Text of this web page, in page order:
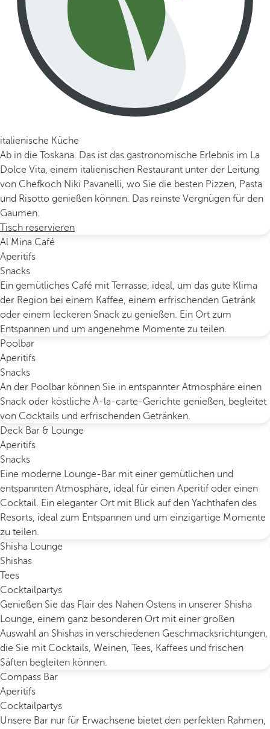
italienische Küche
Ab in die Toskana. Das ist das gastronomische Erlebnis im La
Dolce Vita, einem italienischen Restaurant unter der Leitung
von Chefkoch Niki Pavanelli, wo Sie die besten Pizzen, Pasta
und Risotto genießen können. Das reinste Vergnügen für den
Gaumen.
Tisch reservieren
Al Mina Café
Aperitifs
Snacks
Ein gemütliches Café mit Terrasse, ideal, um das gute Klima
der Region bei einem Kaffee, einem erfrischenden Getränk
oder einem leckeren Snack zu genießen. Ein Ort zum
Entspannen und um angenehme Momente zu teilen.
Poolbar
Aperitifs
Snacks
An der Poolbar können Sie in entspannter Atmosphäre einen
Snack oder köstliche À-la-carte-Gerichte genießen, begleitet
von Cocktails und erfrischenden Getränken.
Deck Bar & Lounge
Aperitifs
Snacks
Eine moderne Lounge-Bar mit einer gemütlichen und
entspannten Atmosphäre, ideal für einen Aperitif oder einen
Cocktail. Ein eleganter Ort mit Blick auf den Yachthafen des
Resorts, ideal zum Entspannen und um einzigartige Momente
zu teilen.
Shisha Lounge
Shishas
Tees
Cocktailpartys
Genießen Sie das Flair des Nahen Ostens in unserer Shisha
Lounge, einem ganz besonderen Ort mit einer großen
Auswahl an Shishas in verschiedenen Geschmacksrichtungen,
die Sie mit Cocktails, Weinen, Tees, Kaffees und frischen
Säften begleiten können.
Compass Bar
Aperitifs
Cocktailpartys
Unsere Bar nur für Erwachsene bietet den perfekten Rahmen,